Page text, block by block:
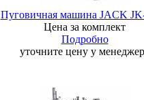
Пуговичная машина JACK
Цена за комплект
Подробно
уточните цену у